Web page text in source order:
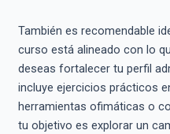
También es recomendable
curso está alineado con lo
deseas fortalecer tu perfil
incluye ejercicios prácticos
herramientas ofimáticas o
tu objetivo es explorar un